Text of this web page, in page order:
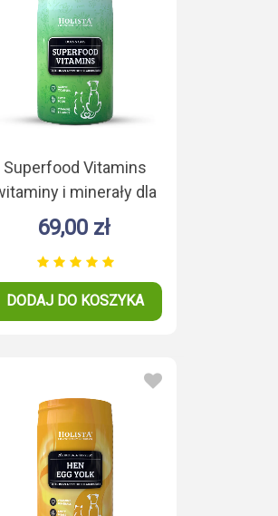
Superfood Vitamins
i minerały dla
psa i kota 200g
69,00 zł
DODAJ DO KOSZYKA